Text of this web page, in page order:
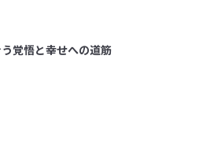
覚悟と幸せへの道筋